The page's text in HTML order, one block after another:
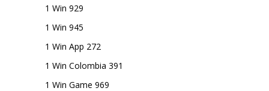
1 Win 929
1 Win 945
1 Win App 272
1 Win Colombia 391
1 Win Game 969